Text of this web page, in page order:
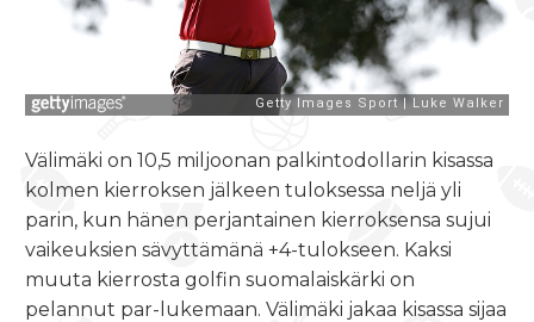
Välimäki on 10,5 miljoonan palkintodollarin kisassa
kolmen kierroksen jälkeen tuloksessa neljä yli
parin, kun hänen perjantainen kierroksensa sujui
vaikeuksien sävyttämänä +4-tulokseen. Kaksi
muuta kierrosta golfin suomalaiskärki on
pelannut par-lukemaan. Välimäki jakaa kisassa sijaa